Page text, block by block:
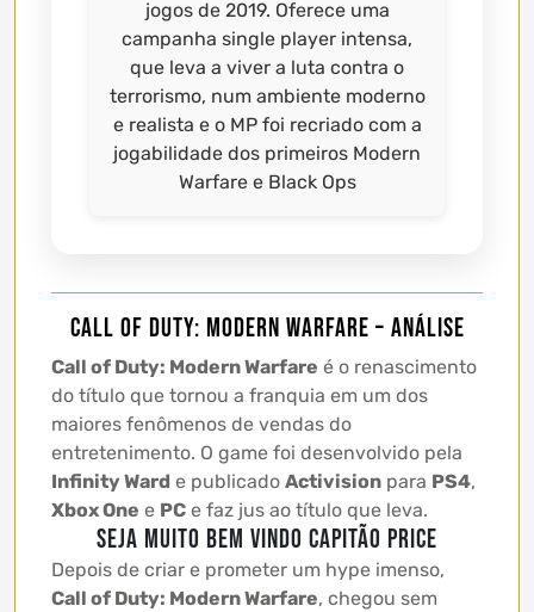
jogos de 2019. Oferece uma
campanha single player intensa,
que leva a viver a luta contra o
terrorismo, num ambiente moderno
e realista e o MP foi recriado com a
jogabilidade dos primeiros Modern
Warfare e Black Ops
Call of Duty: Modern Warfare – Análise
Call of Duty: Modern Warfare é o renascimento
do título que tornou a franquia em um dos
maiores fenômenos de vendas do
entretenimento. O game foi desenvolvido pela
Infinity Ward e publicado Activision para PS4,
Xbox One e PC e faz jus ao título que leva.
SEJA MUITO BEM VINDO CAPITÃO PRICE
Depois de criar e prometer um hype imenso,
Call of Duty: Modern Warfare, chegou sem